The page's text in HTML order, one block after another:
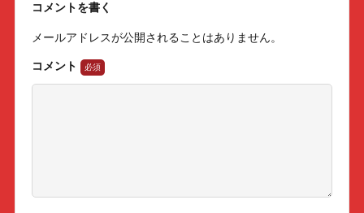
コメントを書く
メールアドレスが公開されることはありません。
コメント